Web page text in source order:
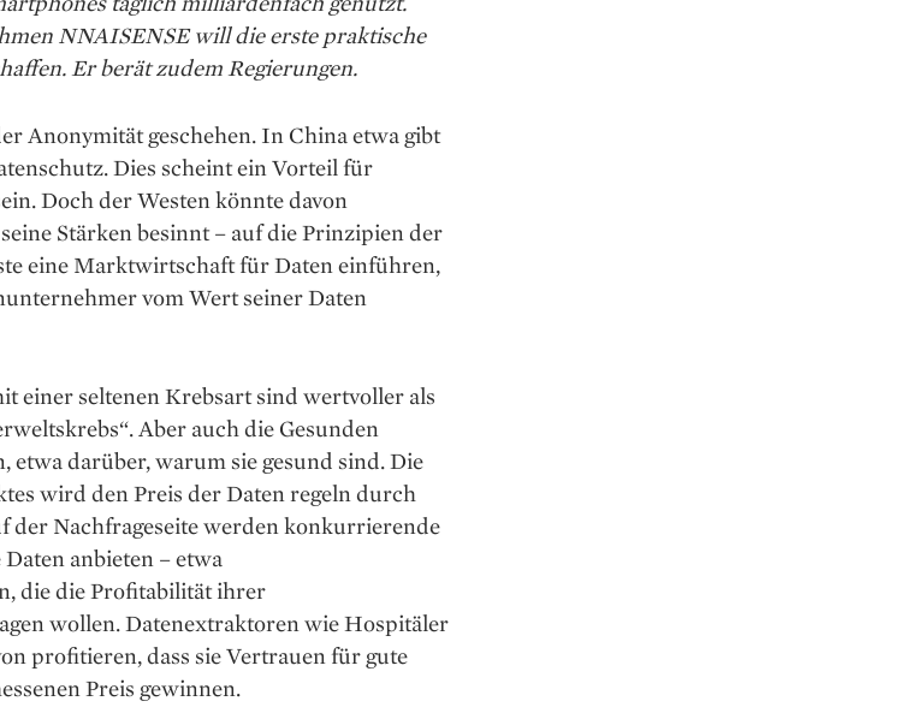
NNAISENSE will die erste praktische
Er berät zudem Regierungen.
Anonymität geschehen. In China etwa gibt
Dies scheint ein Vorteil für
Doch der Westen könnte davon
Stärken besinnt – auf die Prinzipien der
eine Marktwirtschaft für Daten einführen,
vom Wert seiner Daten
einer seltenen Krebsart sind wertvoller als
Aber auch die Gesunden
etwa darüber, warum sie gesund sind. Die
wird den Preis der Daten regeln durch
der Nachfrage­seite werden konkurrierende
anbieten – etwa
die die Profitabilität ihrer
wollen. Datenextraktoren wie Hospitäler
profitieren, dass sie Vertrauen für gute
Preis gewinnen.